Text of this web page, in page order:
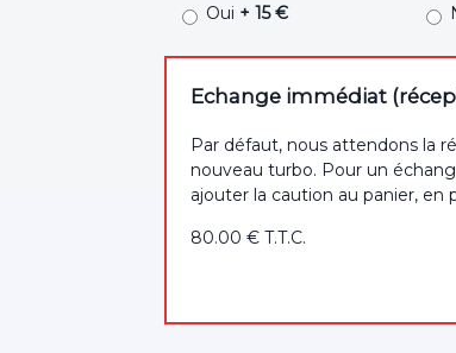
Oui + 15 €
Echange immédiat
Par défaut, nous attendons la
nouveau turbo. Pour un
ajouter la caution au panier, en
80.00 € T.T.C.